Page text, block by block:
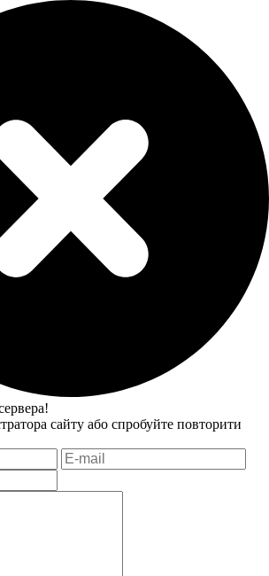
сайту або спробуйте повторити